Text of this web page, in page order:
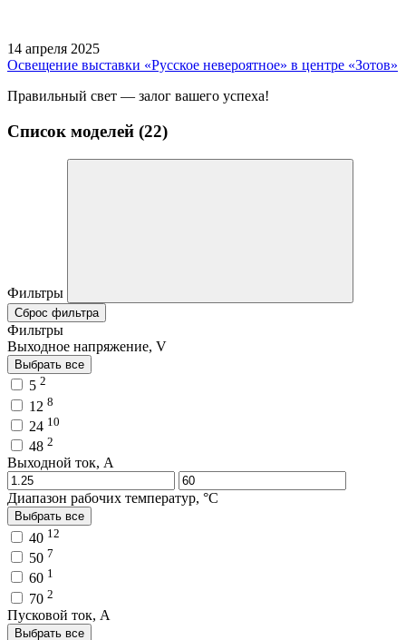
14 апреля 2025
Освещение выставки «Русское невероятное» в центре «Зотов»
Правильный свет — залог вашего успеха!
Список моделей (22)
Фильтры
Сброс фильтра
Фильтры
Выходное напряжение, V
Выбрать все
5 2
12 8
24 10
48 2
Выходной ток, A
Диапазон рабочих температур, °C
Выбрать все
40 12
50 7
60 1
70 2
Пусковой ток, A
Выбрать все